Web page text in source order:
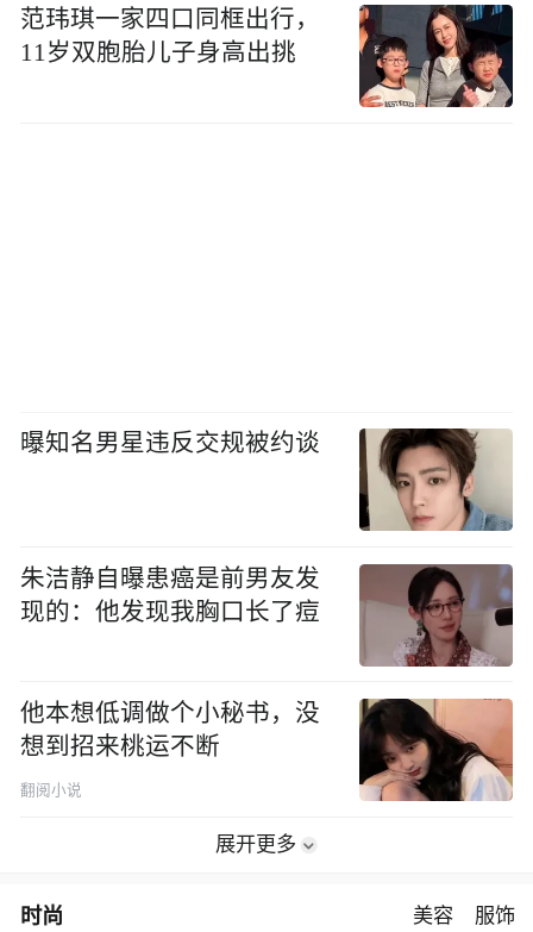
范玮琪一家四口同框出行，
11岁双胞胎儿子身高出挑
曝知名男星违反交规被约谈
朱洁静自曝患癌是前男友发
现的：他发现我胸口长了痘
他本想低调做个小秘书，没
想到招来桃运不断
翻阅小说
展开更多
时尚 美容 服饰